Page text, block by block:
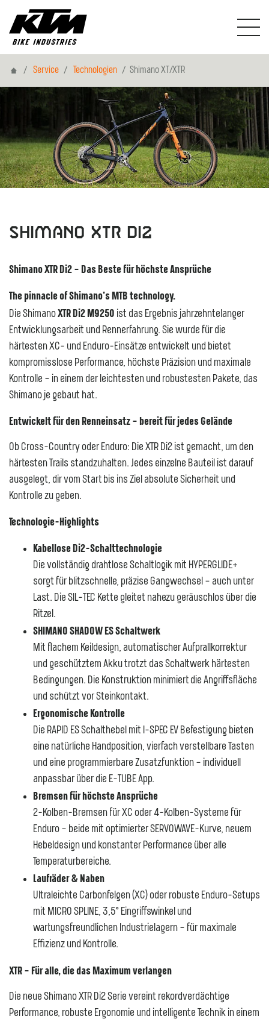
HomeService Technologien Shimano XT/XTR
Shimano XTR DI2
Shimano XTR Di2 – Das Beste für höchste Ansprüche
The pinnacle of Shimano’s MTB technology.
Die ShimanoXTR Di2 M9250 ist das Ergebnis jahrzehntelanger
Entwicklungsarbeit und Rennerfahrung. Sie wurde für die
härtesten XC- und Enduro-Einsätze entwickelt und bietet
kompromisslose Performance, höchste Präzision und maximale
Kontrolle – in einem der leichtesten und robustesten Pakete, das
Shimano je gebaut hat.
Entwickelt für den Renneinsatz – bereit für jedes Gelände
Ob Cross-Country oder Enduro: Die XTR Di2 ist gemacht, um den
härtesten Trails standzuhalten. Jedes einzelne Bauteil ist darauf
ausgelegt, dir vom Start bis ins Ziel absolute Sicherheit und
Kontrolle zu geben.
Technologie-Highlights
Kabellose Di2-Schalttechnologie
Die vollständig drahtlose Schaltlogik mit HYPERGLIDE+
sorgt für blitzschnelle, präzise Gangwechsel – auch unter
Last. Die SIL-TEC Kette gleitet nahezu geräuschlos über die
Ritzel.
SHIMANO SHADOW ES Schaltwerk
Mit flachem Keildesign, automatischer Aufprallkorrektur
und geschütztem Akku trotzt das Schaltwerk härtesten
Bedingungen. Die Konstruktion minimiert die Angriffsfläche
und schützt vor Steinkontakt.
Ergonomische Kontrolle
Die RAPID ES Schalthebel mit I-SPEC EV Befestigung bieten
eine natürliche Handposition, vierfach verstellbare Tasten
und eine programmierbare Zusatzfunktion – individuell
anpassbar über die E-TUBE App.
Bremsen für höchste Ansprüche
2-Kolben-Bremsen für XC oder 4-Kolben-Systeme für
Enduro – beide mit optimierter SERVOWAVE-Kurve, neuem
Hebeldesign und konstanter Performance über alle
Temperaturbereiche.
Laufräder & Naben
Ultraleichte Carbonfelgen (XC) oder robuste Enduro-Setups
mit MICRO SPLINE, 3,5° Eingriffswinkel und
wartungsfreundlichen Industrielagern – für maximale
Effizienz und Kontrolle.
XTR – Für alle, die das Maximum verlangen
Die neue Shimano XTR Di2 Serie vereint rekordverdächtige
Performance, robuste Ergonomie und intelligente Technik in einem